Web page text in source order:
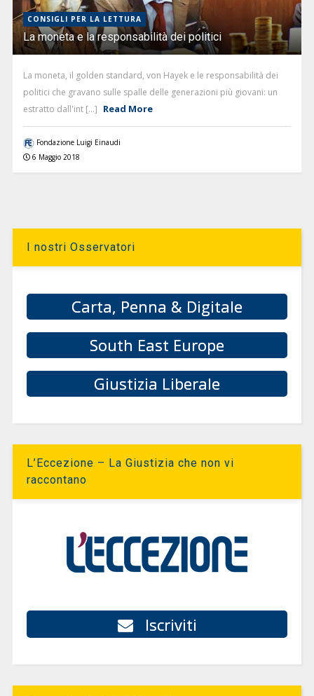
CONSIGLI PER LA LETTURA
La moneta e la responsabilità dei politici
La moneta, il golden standard, von Hayek e le responsabilità dei
politici che gravano sulle spalle delle generazioni più giovani: un
estratto dall'int [...] Read More
Fondazione Luigi Einaudi
6 Maggio 2018
I nostri Osservatori
Carta, Penna & Digitale
South East Europe
Giustizia Liberale
L’Eccezione – La Giustizia che non vi
raccontano
Iscriviti